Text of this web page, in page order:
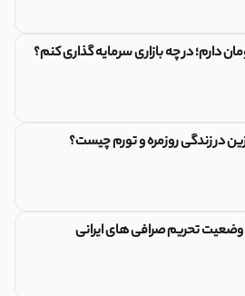
دارم؛ در چه بازاری سرمایه گذاری کنم؟
در زندگی روزمره و تورم چیست؟
تحریم صرافی های ایرانی